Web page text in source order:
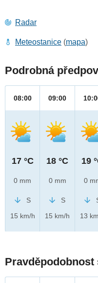
Radar
Meteostanice (mapa)
Podrobná
08:00
17 °C
0 mm
S
15 km/h
09:00
18 °C
0 mm
S
15 km/h
19
0
13
Pravděpodobnost